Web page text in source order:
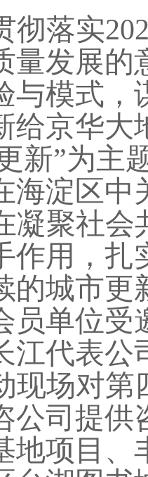
彻落实
量发展的
与模式，
给京华大
新”为主
海淀区中
凝聚社会
作用，扎
的城市更
员单位受
江代表公
现场对第
公司提供
地项目